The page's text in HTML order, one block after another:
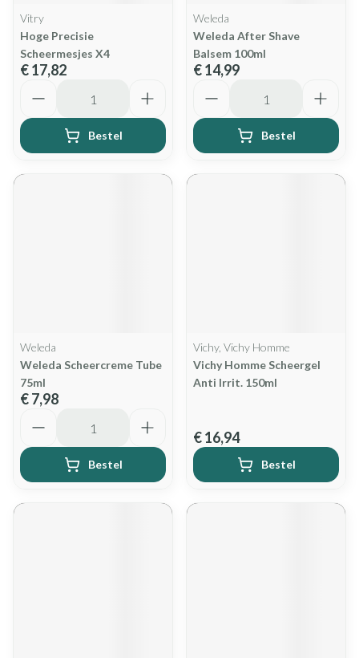
Vitry
Hoge Precisie
Scheermesjes X4
€ 17,82
Bestel
Weleda
Weleda After Shave
Balsem 100ml
€ 14,99
Bestel
Weleda
Weleda Scheercreme Tube
75ml
€ 7,98
Bestel
Vichy, Vichy Homme
Vichy Homme Scheergel
Anti Irrit. 150ml
€ 16,94
Bestel